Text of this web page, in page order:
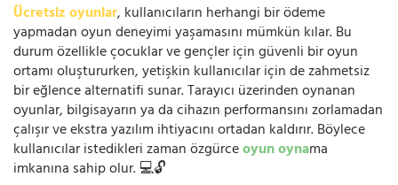
Ücretsiz oyunlar, kullanıcıların herhangi bir ödeme
yapmadan oyun deneyimi yaşamasını mümkün kılar. Bu
durum özellikle çocuklar ve gençler için güvenli bir oyun
ortamı oluştururken, yetişkin kullanıcılar için de zahmetsiz
bir eğlence alternatifi sunar. Tarayıcı üzerinden oynanan
oyunlar, bilgisayarın ya da cihazın performansını zorlamadan
çalışır ve ekstra yazılım ihtiyacını ortadan kaldırır. Böylece
kullanıcılar istedikleri zaman özgürceoyun oynama
imkanına sahip olur. 💻🔓